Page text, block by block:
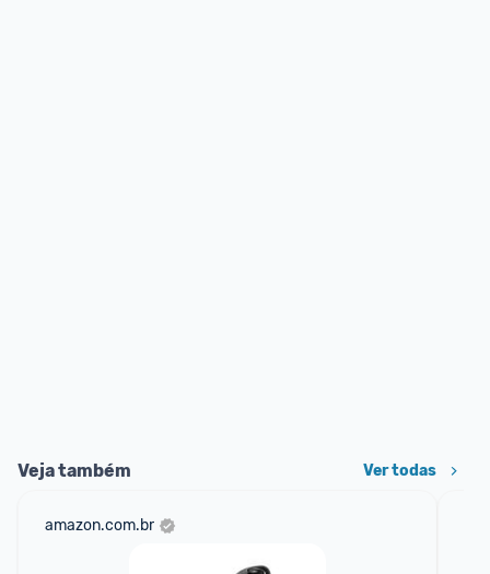
Veja também Ver todas
amazon.com.br